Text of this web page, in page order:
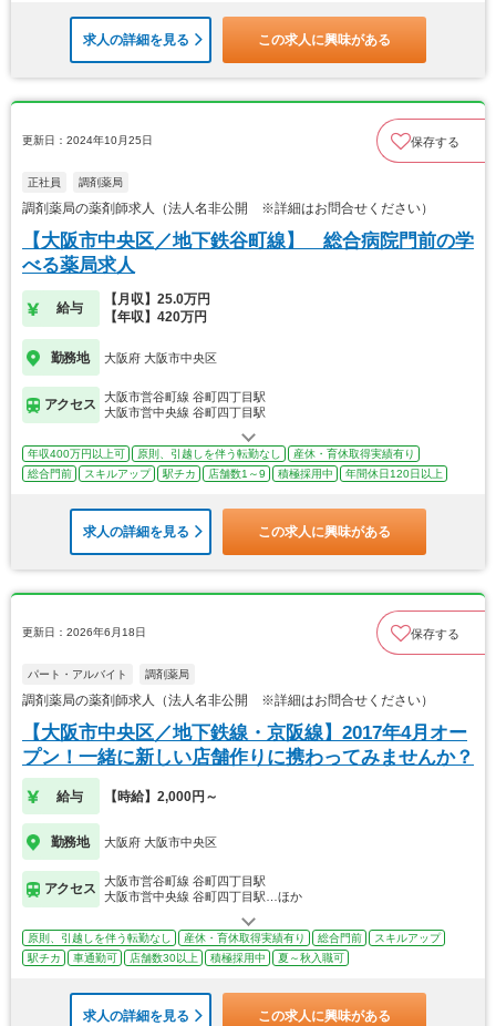
求人の詳細を見る この求人に興味がある
更新日：2024年10月25日 保存する
正社員 調剤薬局
調剤薬局の薬剤師求人（法人名非公開 ※詳細はお問合せください）
【大阪市中央区／地下鉄谷町線】 総合病院門前の学
べる薬局求人
給与
【月収】25.0万円
【年収】420万円
勤務地 大阪府 大阪市中央区
アクセス
大阪市営谷町線 谷町四丁目駅
大阪市営中央線 谷町四丁目駅
年収400万円以上可 原則、引越しを伴う転勤なし
産休・育休取得実績有り
総合門前
スキルアップ 駅チカ 店舗数1～9 積極採用中 年間休日120日以上
求人の詳細を見る この求人に興味がある
更新日：2026年6月18日 保存する
パート・アルバイト 調剤薬局
調剤薬局の薬剤師求人（法人名非公開 ※詳細はお問合せください）
【大阪市中央区／地下鉄線・京阪線】2017年4月オー
プン！一緒に新しい店舗作りに携わってみませんか？
給与 【時給】2,000円～
勤務地 大阪府 大阪市中央区
アクセス
大阪市営谷町線 谷町四丁目駅
大阪市営中央線 谷町四丁目駅…ほか
原則、引越しを伴う転勤なし 産休・育休取得実績有り 総合門前
スキルアップ
駅チカ
車通勤可 店舗数30以上 積極採用中 夏～秋入職可
求人の詳細を見る この求人に興味がある